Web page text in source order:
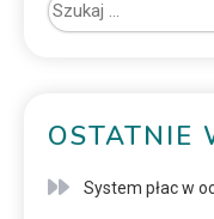
OSTATNIE
System płac w